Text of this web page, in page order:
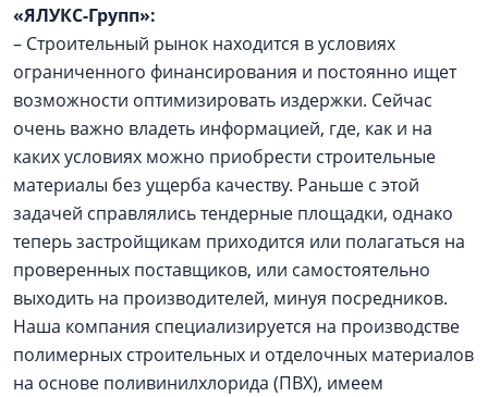
«ЯЛУКС-Групп»:
– Строительный рынок находится в условиях
ограниченного финансирования и постоянно ищет
возможности оптимизировать издержки. Сейчас
очень важно владеть информацией, где, как и на
каких условиях можно приобрести строительные
материалы без ущерба качеству. Раньше с этой
задачей справлялись тендерные площадки, однако
теперь застройщикам приходится или полагаться на
проверенных поставщиков, или самостоятельно
выходить на производителей, минуя посредников.
Наша компания специализируется на производстве
полимерных строительных и отделочных материалов
на основе поливинилхлорида (ПВХ), имеем